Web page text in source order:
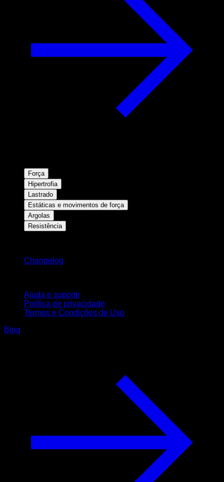
Força
Hipertrofia
Lastrado
Estáticas e movimentos de força
Argolas
Resistência
Changelog
Ajuda e suporte
Política de privacidade
Termos e Condições de Uso
Blog